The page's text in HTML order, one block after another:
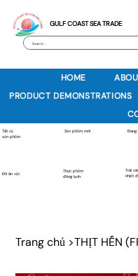
GULF COAST SEA TRADE
HOME
PRODUCT DEMONSTRATIONS
Tất cả
sản phẩm
Sản phẩm mới Đang
Đồ ăn vặt
Thực phẩm
đông lạnh
Trái
nhiệt
Trang chủ >THỊT HẾN